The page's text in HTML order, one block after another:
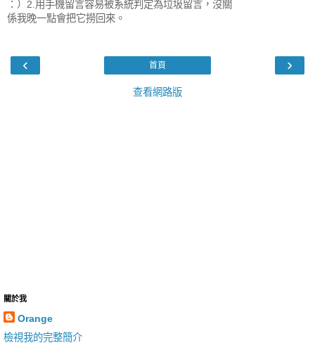
：）2.用手機留言容易被系統判定為垃圾留言，沒關
係我晚一點會把它撈回來。
‹ ›
首頁
查看網路版
關於我
Orange
檢視我的完整簡介